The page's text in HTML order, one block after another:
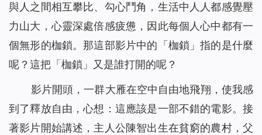
與人之間相互攀比、勾心鬥角，生活中人人都感覺壓
力山大，心靈深處倍感疲憊，因此每個人心中都有一
個無形的枷鎖。那這部影片中的「枷鎖」指的是什麼
呢？這把「枷鎖」又是誰打開的呢？
影片開頭，一群大雁在空中自由地飛翔，使我感
到了釋放自由，心想：這應該是一部不錯的電影。接
著影片開始講述，主人公陳智出生在貧窮的農村，父